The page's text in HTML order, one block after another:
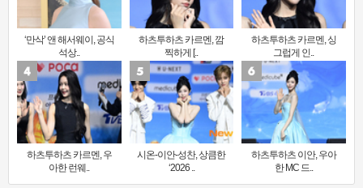
‘만삭’ 앤 해서웨이, 공식
석상..
하츠투하츠 카르멘, 깜
찍하게 [..
하츠투하츠 카르멘, 싱
그럽게 인..
하츠투하츠 카르멘, 우
아한 런웨..
시온-이안-성찬, 상큼한
‘2026 ..
하츠투하츠 이안, 우아
한 MC 드..